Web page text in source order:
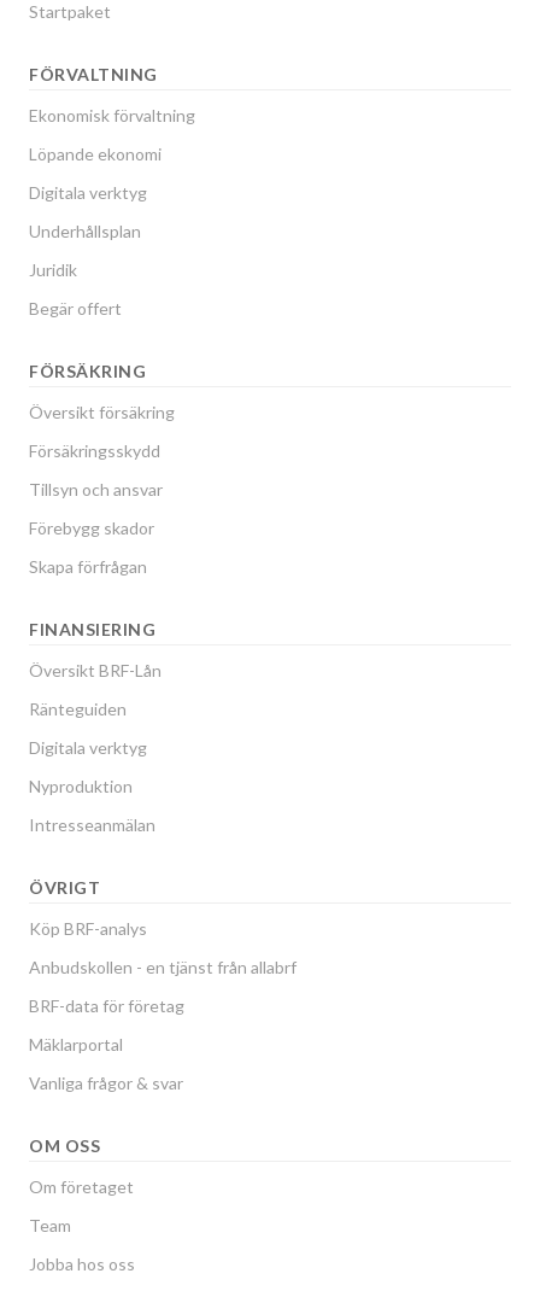
Startpaket
FÖRVALTNING
Ekonomisk förvaltning
Löpande ekonomi
Digitala verktyg
Underhållsplan
Juridik
Begär offert
FÖRSÄKRING
Översikt försäkring
Försäkringsskydd
Tillsyn och ansvar
Förebygg skador
Skapa förfrågan
FINANSIERING
Översikt BRF-Lån
Ränteguiden
Digitala verktyg
Nyproduktion
Intresseanmälan
ÖVRIGT
Köp BRF-analys
Anbudskollen - en tjänst från allabrf
BRF-data för företag
Mäklarportal
Vanliga frågor & svar
OM OSS
Om företaget
Team
Jobba hos oss